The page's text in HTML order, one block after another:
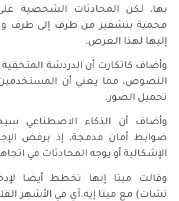
بها، لكن المحادثات الشخصية
محمية بتشفير من طرف إلى طرف
إليها لهذا الغرض.
وأضاف كاثكارت أن الدردشة
النصوص، مما يعني أن
تحميل الصور.
وأضاف أن الذكاء الاصطناعي
ضوابط أمان مدمجة، إذ يرفض
الإشكالية أو يوجه المحادثات في
وقالت ميتا إنها تخطط أيضا
تشات) مع ميتا إيه.آي في الأشهر